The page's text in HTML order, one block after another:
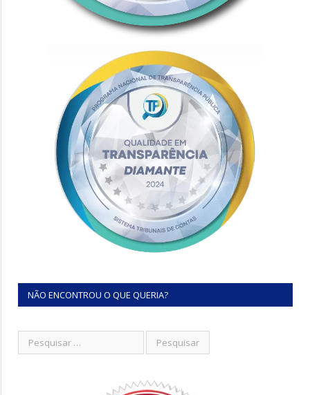
NÃO ENCONTROU O QUE QUERIA?